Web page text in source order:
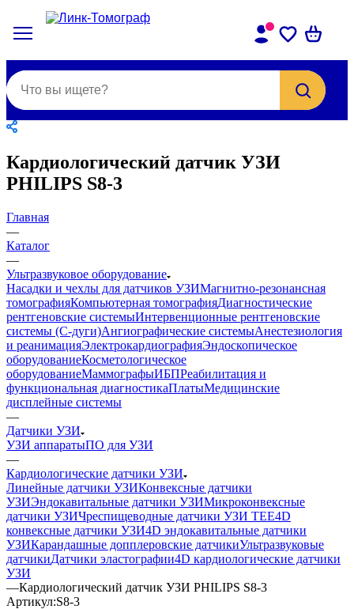
Кардиологический датчик УЗИ
PHILIPS S8-3
Главная
—
Каталог
—
Ультразвуковое оборудование
Насадки и чехлы для датчиков УЗИМагнитно-резонансная
томографияКомпьютерная томографияДиагностические
рентгеновские системыИнтервенционные рентгеновские
системы (С-дуги)Ангиографические системыАнестезиология
и реанимацияЭлектрокардиографияЭндоскопическое
оборудованиеКосметологическое
оборудованиеМаммографыИБПРеабилитация и
функциональная диагностикаПлатыМедицинские
дисплейные системы
—
Датчики УЗИ
УЗИ аппаратыПО для УЗИ
—
Кардиологические датчики УЗИ
Линейные датчики УЗИКонвексные датчики
УЗИЭндокавитальные датчики УЗИМикроконвексные
датчики УЗИЧреспищеводные датчики УЗИ TEE4D
конвексные датчики УЗИ4D эндокавитальные датчики
УЗИКарандашные допплеровские датчикиУльтразвуковые
датчикиДатчики эластографии4D кардиологические датчики
УЗИ
—Кардиологический датчик УЗИ PHILIPS S8-3
Артикул:S8-3